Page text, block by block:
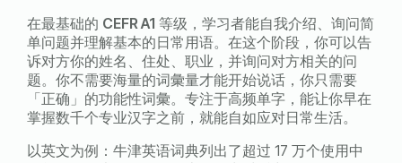
在最基础的 CEFR A1 等级，学习者能自我介绍、询问简
单问题并理解基本的日常用语。在这个阶段，你可以告
诉对方你的姓名、住处、职业，并询问对方相关的问
题。你不需要海量的词彙量才能开始说话，你只需要
「正确」的功能性词彙。专注于高频单字，能让你早在
掌握数千个专业汉字之前，就能自如应对日常生活。
以英文为例：牛津英语词典列出了超过 17 万个使用中